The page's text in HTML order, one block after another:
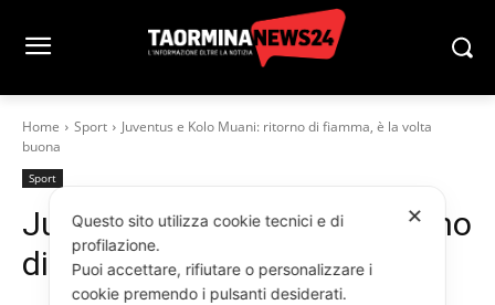
Home Sport
Juventus e Kolo Muani: ritorno di fiamma, è la volta
buona
Sport
Juventus e Kolo Muani: ritorno
di fiamma, è la volta buona
✕
Questo sito utilizza cookie tecnici e di
profilazione.
Puoi accettare, rifiutare o personalizzare i
cookie premendo i pulsanti desiderati.